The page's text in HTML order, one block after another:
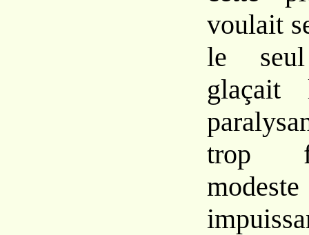
voulait
le
trop